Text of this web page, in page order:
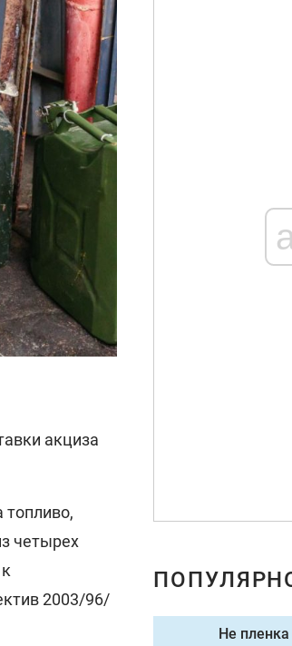
акциза
топливо,
четырех
2003/96/
Не